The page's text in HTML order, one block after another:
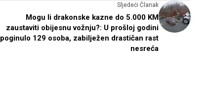
Sljedeći Članak
Mogu li drakonske kazne do 5.000 KM
zaustaviti obijesnu vožnju?: U prošloj godini
poginulo 129 osoba, zabilježen drastičan rast
nesreća